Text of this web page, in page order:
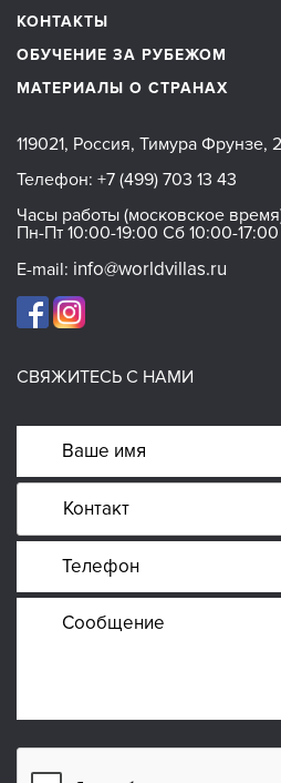
КОНТАКТЫ
ОБУЧЕНИЕ ЗА РУБЕЖОМ
МАТЕРИАЛЫ О СТРАНАХ
119021, Россия, Тимура Фрунзе,
Телефон: +7 (499) 703 13 43
Часы работы (московское
Пн-Пт 10:00-19:00 Сб 10:00-17:00
E-mail: info@worldvillas.ru
СВЯЖИТЕСЬ С НАМИ